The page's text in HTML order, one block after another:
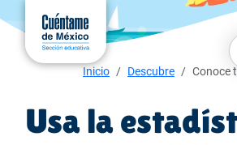
Ir al
contenido
principal
Menú del sitio
Menú de navegación
Inicio Descubre Conoce
Usa la